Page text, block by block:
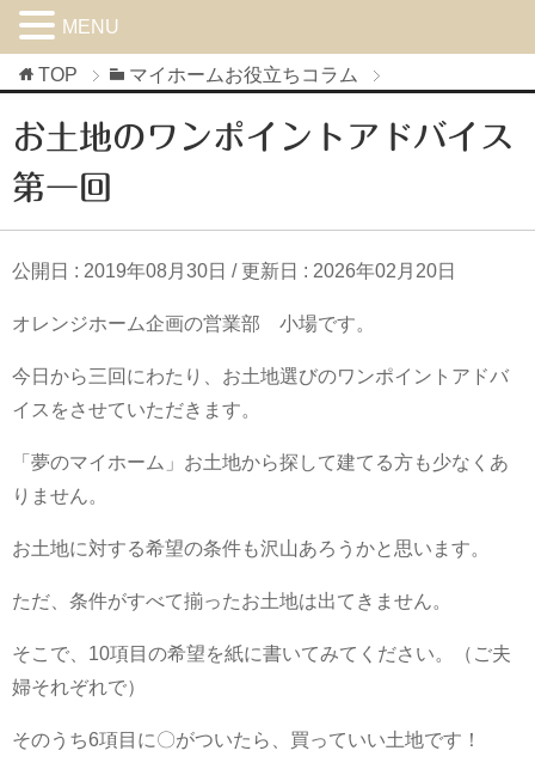
TOP マイホームお役立ちコラム
お土地のワンポイントアドバイス
第一回
公開日 : 2019年08月30日 / 更新日 : 2026年02月20日
オレンジホーム企画の営業部 小場です。
今日から三回にわたり、お土地選びのワンポイントアドバ
イスをさせていただきます。
「夢のマイホーム」お土地から探して建てる方も少なくあ
りません。
お土地に対する希望の条件も沢山あろうかと思います。
ただ、条件がすべて揃ったお土地は出てきません。
そこで、10項目の希望を紙に書いてみてください。（ご夫
婦それぞれで）
そのうち6項目に〇がついたら、買っていい土地です！
MENU